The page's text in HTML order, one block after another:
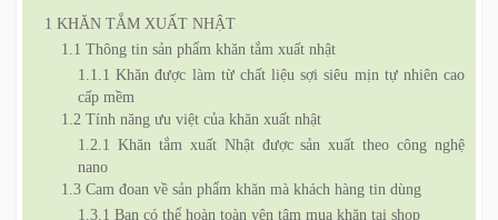
1 KHĂN TẮM XUẤT NHẬT
1.1 Thông tin sản phẩm khăn tắm xuất nhật
1.1.1 Khăn được làm từ chất liệu sợi siêu mịn tự nhiên cao
cấp mềm
1.2 Tính năng ưu việt của khăn xuất nhật
1.2.1 Khăn tắm xuất Nhật được sản xuất theo công nghệ
nano
1.3 Cam đoan về sản phẩm khăn mà khách hàng tin dùng
1.3.1 Bạn có thể hoàn toàn yên tâm mua khăn tại shop